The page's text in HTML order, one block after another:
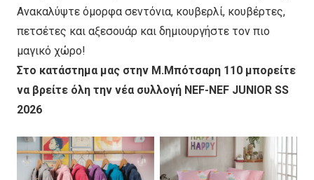
Ανακαλύψτε όμορφα σεντόνια, κουβερλί, κουβέρτες,
πετσέτες και αξεσουάρ και δημιουργήστε τον πιο
μαγικό χώρο!
Στο κατάστημα μας στην Μ.Μπότσαρη 110 μπορείτε
να βρείτε όλη την νέα συλλογή NEF-NEF JUNIOR SS
2026